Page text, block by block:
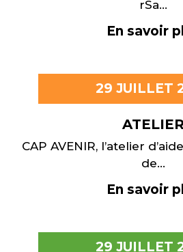
rSa...
En savoir
29 JUILLET
ATELIER
CAP AVENIR, l’atelier
de...
En savoir
29 JUILLET